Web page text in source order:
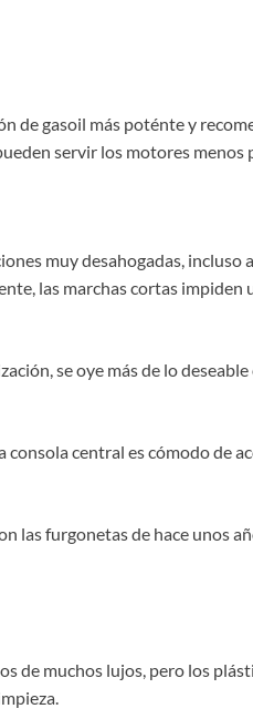
de gasoil más poténte y
servir los motores menos
muy desahogadas, incluso
las marchas cortas impiden
se oye más de lo
consola central es cómodo de
las furgonetas de hace unos
de muchos lujos, pero los